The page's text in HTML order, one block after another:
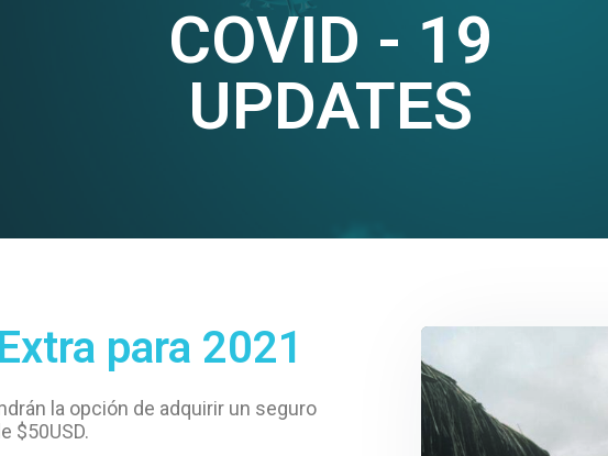
COVID - 19
UPDATES
para 2021
la opción de adquirir un seguro
$50USD.